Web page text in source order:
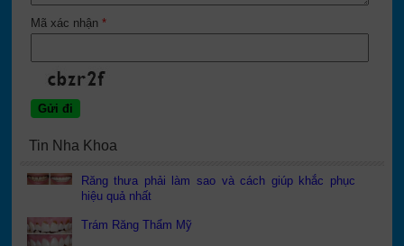
Mã xác nhận *
Tin Nha Khoa
Răng thưa phải làm sao và cách giúp khắc phục
hiệu quả nhất
Trám Răng Thẩm Mỹ